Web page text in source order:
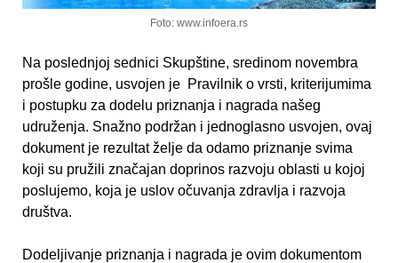
Foto: www.infoera.rs
Na poslednjoj sednici Skupštine, sredinom novembra
prošle godine, usvojen je Pravilnik o vrsti, kriterijumima
i postupku za dodelu priznanja i nagrada našeg
udruženja. Snažno podržan i jednoglasno usvojen, ovaj
dokument je rezultat želјe da odamo priznanje svima
koji su pružili značajan doprinos razvoju oblasti u kojoj
poslujemo, koja je uslov očuvanja zdravlјa i razvoja
društva.
Dodelјivanje priznanja i nagrada je ovim dokumentom